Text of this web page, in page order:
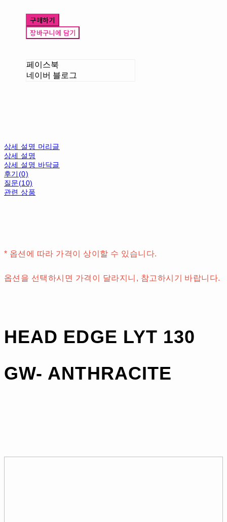
구매하기
장바구니에 담기
페이스북
네이버 블로그
상세 설명 머리글
상세 설명
상세 설명 바닥글
후기(0)
질문(10)
관련 상품
* 옵션에 따라 가격이 상이할 수 있습니다.
옵션을 선택하시면 가격이 달라지니, 참고하시기 바랍니다.
HEAD EDGE LYT 130
GW- ANTHRACITE